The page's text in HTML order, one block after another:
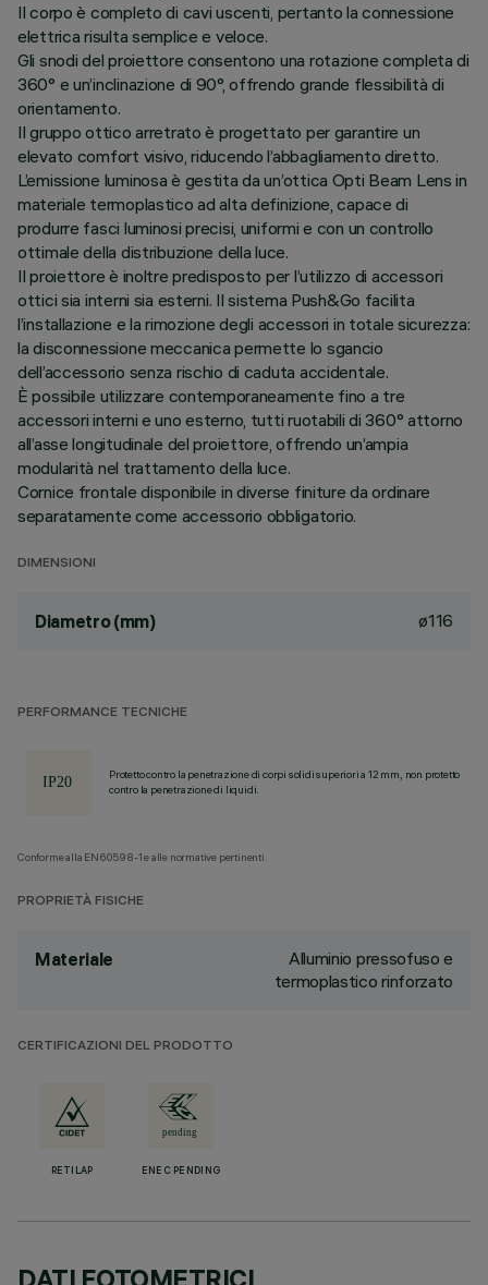
Il corpo è completo di cavi uscenti, pertanto la connessione
elettrica risulta semplice e veloce.
Gli snodi del proiettore consentono una rotazione completa di
360° e un’inclinazione di 90°, offrendo grande flessibilità di
orientamento.
Il gruppo ottico arretrato è progettato per garantire un
elevato comfort visivo, riducendo l’abbagliamento diretto.
L’emissione luminosa è gestita da un’ottica Opti Beam Lens in
materiale termoplastico ad alta definizione, capace di
produrre fasci luminosi precisi, uniformi e con un controllo
ottimale della distribuzione della luce.
Il proiettore è inoltre predisposto per l’utilizzo di accessori
ottici sia interni sia esterni. Il sistema Push&Go facilita
l’installazione e la rimozione degli accessori in totale sicurezza:
la disconnessione meccanica permette lo sgancio
dell’accessorio senza rischio di caduta accidentale.
È possibile utilizzare contemporaneamente fino a tre
accessori interni e uno esterno, tutti ruotabili di 360° attorno
all’asse longitudinale del proiettore, offrendo un’ampia
modularità nel trattamento della luce.
Cornice frontale disponibile in diverse finiture da ordinare
separatamente come accessorio obbligatorio.
DIMENSIONI
Diametro (mm) ø116
PERFORMANCE TECNICHE
Protetto contro la penetrazione di corpi solidi superiori a 12 mm, non protetto
contro la penetrazione di liquidi.
Conforme alla EN60598-1 e alle normative pertinenti.
PROPRIETÀ FISICHE
Materiale
Alluminio pressofuso e
termoplastico rinforzato
CERTIFICAZIONI DEL PRODOTTO
RETILAP ENEC PENDING
DATI FOTOMETRICI